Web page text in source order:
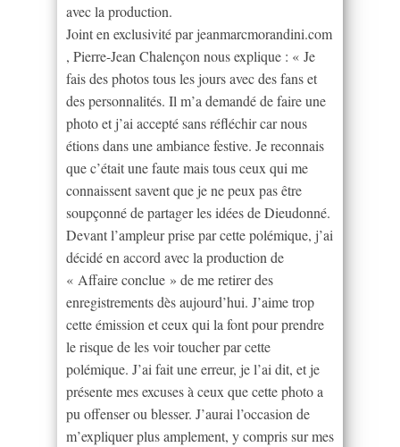
avec la production.
Joint en exclusivité par jeanmarcmorandini.com
, Pierre-Jean Chalençon nous explique : « Je
fais des photos tous les jours avec des fans et
des personnalités. Il m’a demandé de faire une
photo et j’ai accepté sans réfléchir car nous
étions dans une ambiance festive. Je reconnais
que c’était une faute mais tous ceux qui me
connaissent savent que je ne peux pas être
soupçonné de partager les idées de Dieudonné.
Devant l’ampleur prise par cette polémique, j’ai
décidé en accord avec la production de
« Affaire conclue » de me retirer des
enregistrements dès aujourd’hui. J’aime trop
cette émission et ceux qui la font pour prendre
le risque de les voir toucher par cette
polémique. J’ai fait une erreur, je l’ai dit, et je
présente mes excuses à ceux que cette photo a
pu offenser ou blesser. J’aurai l’occasion de
m’expliquer plus amplement, y compris sur mes